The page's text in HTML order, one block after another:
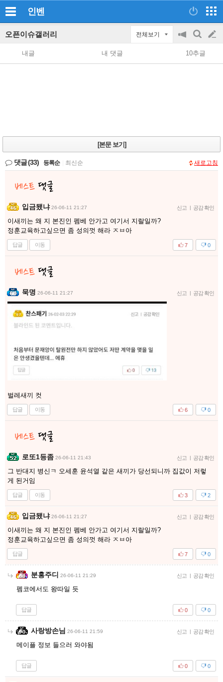
인벤
오픈이슈갤러리 전체보기
공
지
on/off
검
색
글
쓰
내글 내 댓글 10추글
[본문 보기]
댓글(33) 등록순 최신순 새로고침
입금됐냐 26-06-11 21:27 신고 | 공감 확인
이새끼는 왜 지 본진인 펨베 안가고 여기서 지랄일까?
정훈교육하고싶으면 좀 성의껏 해라 ㅈㅂ아
답글 이동 0
7
묵명 26-06-11 21:27 신고 | 공감 확인
벌레새끼 컷
답글 이동 0
6
로또1등좀 26-06-11 21:43 신고 | 공감 확인
그 반대지 병신ㅋ 오세훈 윤석열 같은 새끼가 당선되니까 집값이 저렇
게 된거임
답글 이동 2
3
입금됐냐 26-06-11 21:27 신고 | 공감 확인
이새끼는 왜 지 본진인 펨베 안가고 여기서 지랄일까?
정훈교육하고싶으면 좀 성의껏 해라 ㅈㅂ아
답글 0
7
분홍주디 26-06-11 21:29 신고 | 공감 확인
펨코에서도 왕따일 듯
답글 0
0
사랑방손님 26-06-11 21:59 신고 | 공감 확인
메이플 정보 들으러 와야됨
답글 0
0